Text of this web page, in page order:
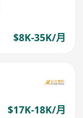
$8K-35K/月
$17K-18K/月